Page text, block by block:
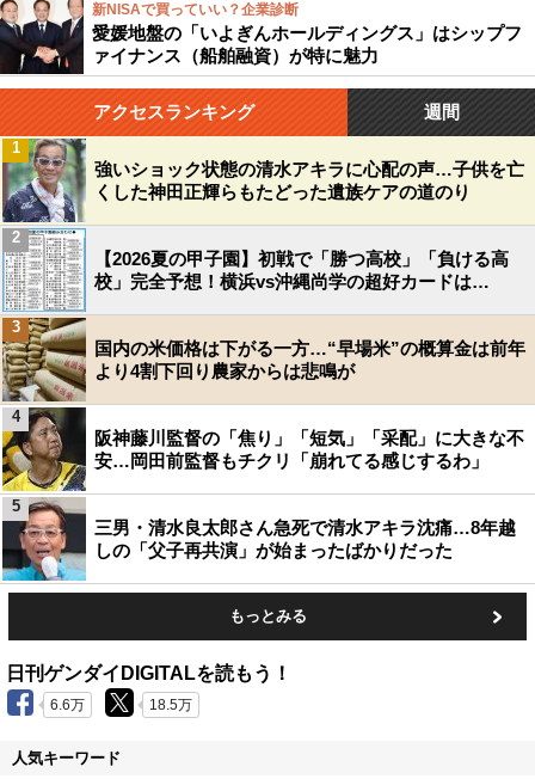
新NISAで買っていい？企業診断
愛媛地盤の「いよぎんホールディングス」はシップフ
ァイナンス（船舶融資）が特に魅力
アクセスランキング 週間
強いショック状態の清水アキラに心配の声…子供を亡
くした神田正輝らもたどった遺族ケアの道のり
1
【2026夏の甲子園】初戦で「勝つ高校」「負ける高
校」完全予想！横浜vs沖縄尚学の超好カードは…
2
国内の米価格は下がる一方…“早場米”の概算金は前年
より4割下回り農家からは悲鳴が
3
阪神藤川監督の「焦り」「短気」「采配」に大きな不
安…岡田前監督もチクリ「崩れてる感じするわ」
4
三男・清水良太郎さん急死で清水アキラ沈痛…8年越
しの「父子再共演」が始まったばかりだった
5
もっとみる
日刊ゲンダイDIGITALを読もう！
6.6万 18.5万
人気キーワード